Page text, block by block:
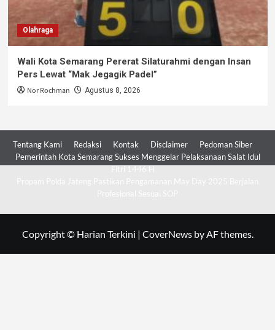
Olahraga
Wali Kota Semarang Pererat Silaturahmi dengan Insan
Pers Lewat “Mak Jegagik Padel”
Nor Rochman Agustus 8, 2026
Tentang Kami Redaksi Kontak Disclaimer
Pedoman Siber
Pemerintah Kota Semarang Sukses Menggelar Pelaksanaan Salat Idul
Copyright © Harian Terkini | CoverNewsby AF themes.